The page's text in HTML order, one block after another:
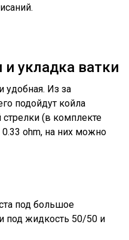
и укладка ватки
удобная. Из за
подойдут койла
(в комплекте
ohm, на них можно
под большое
под жидкость 50/50 и